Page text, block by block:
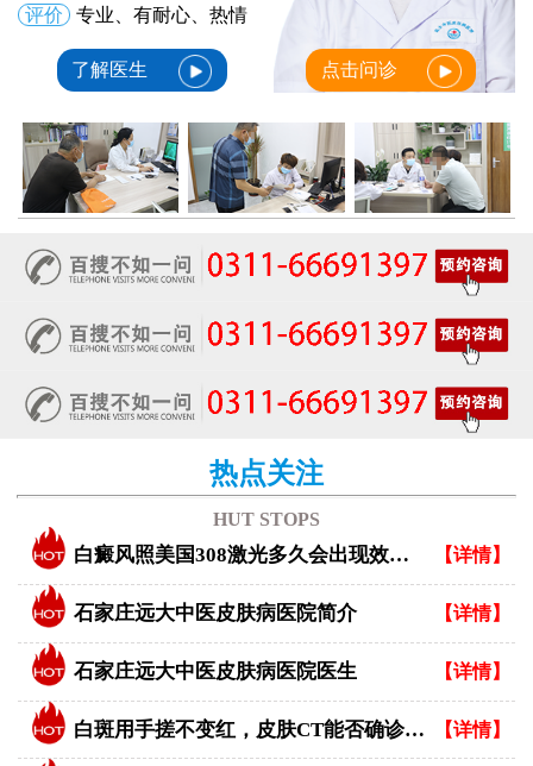
评价
专业、有耐心、热情
了解医生 点击问诊
热点关注
HUT STOPS
白癜风照美国308激光多久会出现效果？ 【详情】
石家庄远大中医皮肤病医院简介 【详情】
石家庄远大中医皮肤病医院医生 【详情】
白斑用手搓不变红，皮肤CT能否确诊白癜风？ 【详情】